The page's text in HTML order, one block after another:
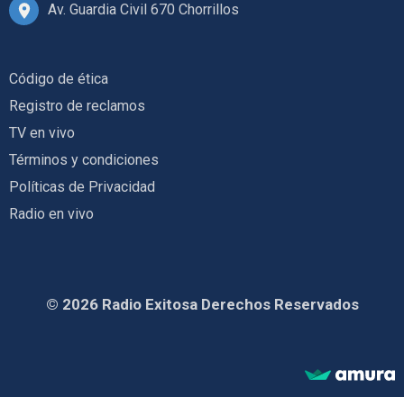
Av. Guardia Civil 670 Chorrillos
Código de ética
Registro de reclamos
TV en vivo
Términos y condiciones
Políticas de Privacidad
Radio en vivo
© 2026 Radio Exitosa Derechos Reservados